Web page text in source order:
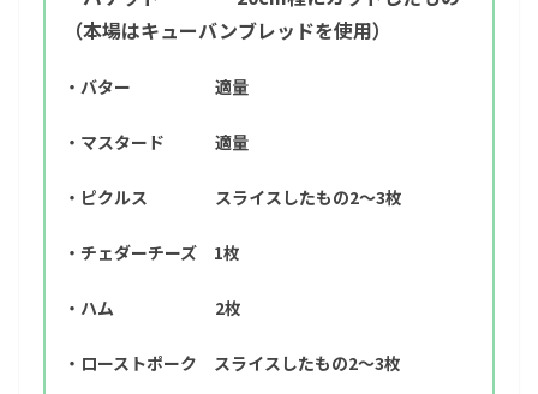
（本場はキューバンブレッドを使用）
・バター 適量
・マスタード 適量
・ピクルス スライスしたもの2～3枚
・チェダーチーズ 1枚
・ハム 2枚
・ローストポーク スライスしたもの2～3枚